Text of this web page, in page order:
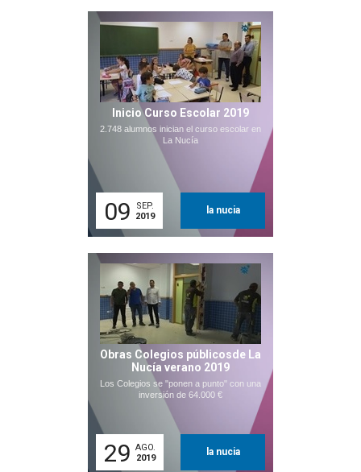
Inicio Curso Escolar 2019
2.748 alumnos inician el curso escolar en
La Nucía
09
SEP.
2019
la nucia
Obras Colegios públicosde La
Nucía verano 2019
Los Colegios se "ponen a punto" con una
inversión de 64.000 €
29 AGO.
2019
la nucia